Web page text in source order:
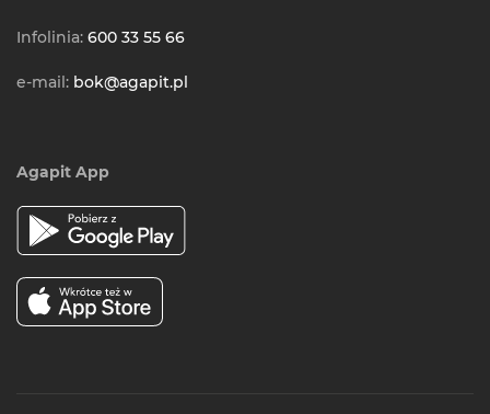
Infolinia: 600 33 55 66
e-mail: bok@agapit.pl
Agapit App